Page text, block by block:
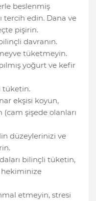
beslenmiş
tercih edin. Dana ve
pişirin.
davranın.
tüketmeyin.
yoğurt ve kefir
tüketin.
ekşisi koyun,
şişede olanları
düzeylerinizi ve
bilinçli tüketin,
hekiminize
etmeyin, stresi